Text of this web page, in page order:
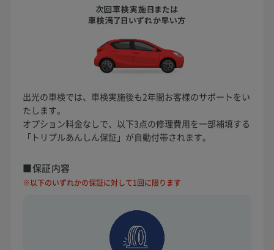
出光の車検では、車検実施後も2年間お客様のサポートをい
たします。
オプション料金なしで、以下3点の修理費用を一部補填する
「トリプルあんしん保証」が自動付帯されます。
■保証内容
※以下のいずれかの保証に対して1回に限ります